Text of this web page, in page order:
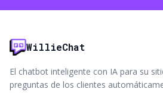
WillieChat
El chatbot inteligente con IA para su
preguntas de los clientes